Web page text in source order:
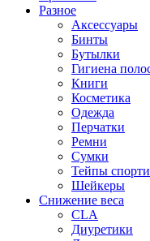
Разное
Аксессуары
Бинты
Бутылки
Гигиена
Книги
Косметика
Одежда
Перчатки
Ремни
Сумки
Тейпы
Шейкеры
Снижение веса
CLA
Диуретики